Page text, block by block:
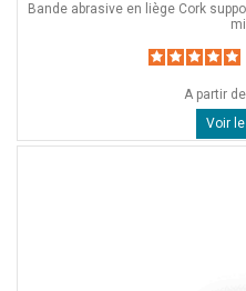
Bande abrasive en liège Cork
A partir de
Voir